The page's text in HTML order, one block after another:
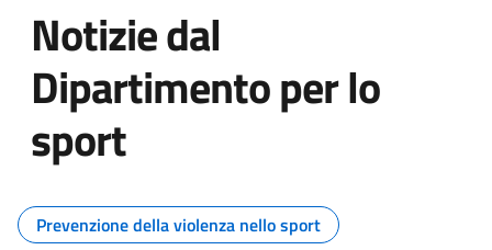
Notizie dal
Dipartimento per lo
sport
Tutti i contenuti della pagina
Prevenzione della violenza nello sport